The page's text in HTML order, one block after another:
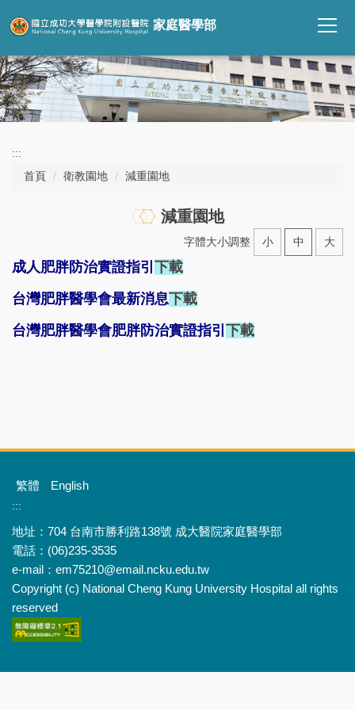
到
要
內
容
區
家庭醫學部
:::
首頁
衛教園地 減重園地
減重園地
字體大小調整 小 中 大
成人肥胖防治實證指引 下載
台灣肥胖醫學會最新消息下載
台灣肥胖醫學會肥胖防治實證指引 下載
繁體 English
:::
地址：704 台南市勝利路138號 成大醫院家庭醫學部
電話：(06)235-3535
e-mail：em75210@email.ncku.edu.tw
Copyright (c) National Cheng Kung University Hospital all rights
reserved